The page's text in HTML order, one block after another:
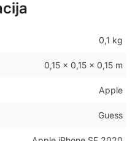
0,1 kg
0,15 × 0,15 × 0,15 m
Apple
Guess